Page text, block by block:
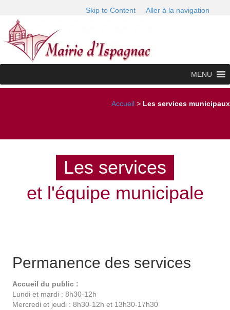
Skip to Content Aller à la navigation
MENU
Accueil > Les services municipaux
Les services
et l'équipe municipale
Permanence des services
Accueil du public :
Lundi et mardi : 8h30-12h
Mercredi et jeudi : 8h30-12h et 13h30-17h30